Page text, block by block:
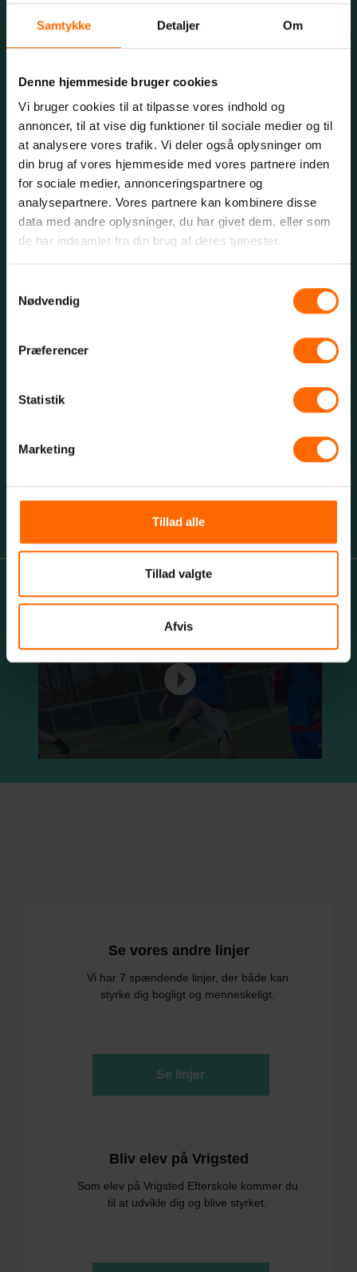
Samtykke Detaljer Om
Denne hjemmeside bruger cookies
Vi bruger cookies til at tilpasse vores indhold og
annoncer, til at vise dig funktioner til sociale medier og til
at analysere vores trafik. Vi deler også oplysninger om
din brug af vores hjemmeside med vores partnere inden
for sociale medier, annonceringspartnere og
analysepartnere. Vores partnere kan kombinere disse
data med andre oplysninger, du har givet dem, eller som
de har indsamlet fra din brug af deres tjenester.
Nødvendig
Præferencer
Statistik
Marketing
Tillad alle
Tillad valgte
Afvis
Basketball
Håndbold
Hockey
Intercrosse
Badminton
Idrætskultur
Eksterne stævner
Se vores andre linjer
Vi har 7 spændende linjer, der både kan
styrke dig bogligt og menneskeligt.
Se linjer
Bliv elev på Vrigsted
Som elev på Vrigsted Efterskole kommer du
til at udvikle dig og blive styrket.